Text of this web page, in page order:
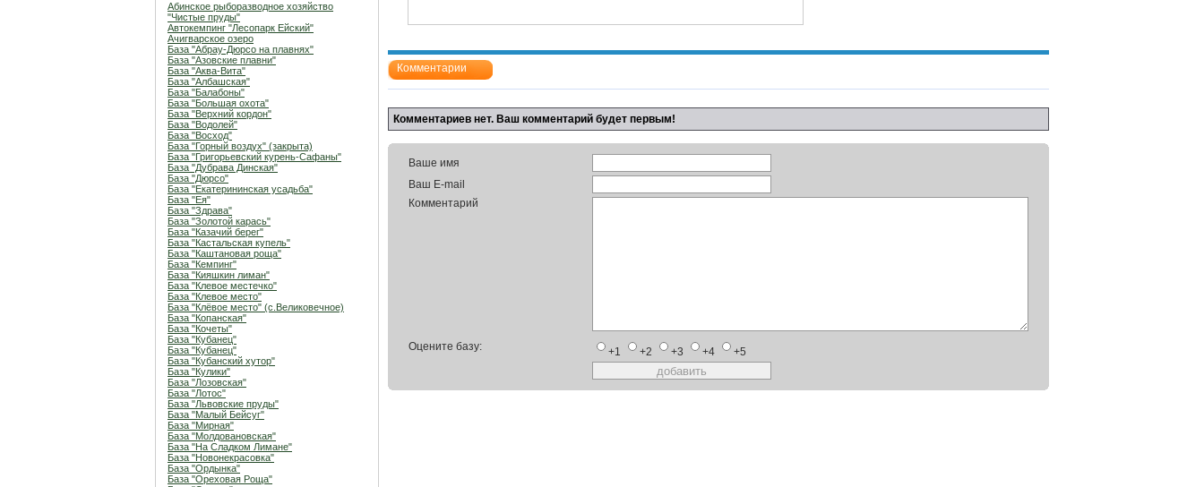
Абинское рыборазводное хозяйство
"Чистые пруды"
Автокемпинг "Лесопарк Ейский"
Ачигварское озеро
База "Абрау-Дюрсо на плавнях"
База "Азовские плавни"
База "Аква-Вита"
База "Албашская"
База "Балабоны"
База "Большая охота"
База "Верхний кордон"
База "Водолей"
База "Восход"
База "Горный воздух" (закрыта)
База "Григорьевский курень-Сафаны"
База "Дубрава Динская"
База "Дюрсо"
База "Екатерининская усадьба"
База "Ея"
База "Здрава"
База "Золотой карась"
База "Казачий берег"
База "Кастальская купель"
База "Каштановая роща"
База "Кемпинг"
База "Кияшкин лиман"
База "Клевое местечко"
База "Клевое место"
База "Клёвое место" (с.Великовечное)
База "Копанская"
База "Кочеты"
База "Кубанец"
База "Кубанец"
База "Кубанский хутор"
База "Кулики"
База "Лозовская"
База "Лотос"
База "Львовские пруды"
База "Малый Бейсуг"
База "Мирная"
База "Молдовановская"
База "На Сладком Лимане"
База "Новонекрасовка"
База "Ордынка"
База "Ореховая Роща"
Комментарии
Комментариев нет. Ваш комментарий будет первым!
Ваше имя
Ваш E-mail
Комментарий
Оцените базу: +1 +2 +3 +4 +5